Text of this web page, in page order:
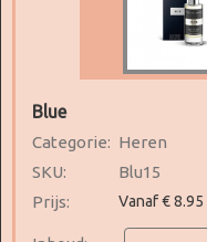
Blue
Categorie: Heren
SKU:
Blu15
Prijs:
Vanaf € 8.95